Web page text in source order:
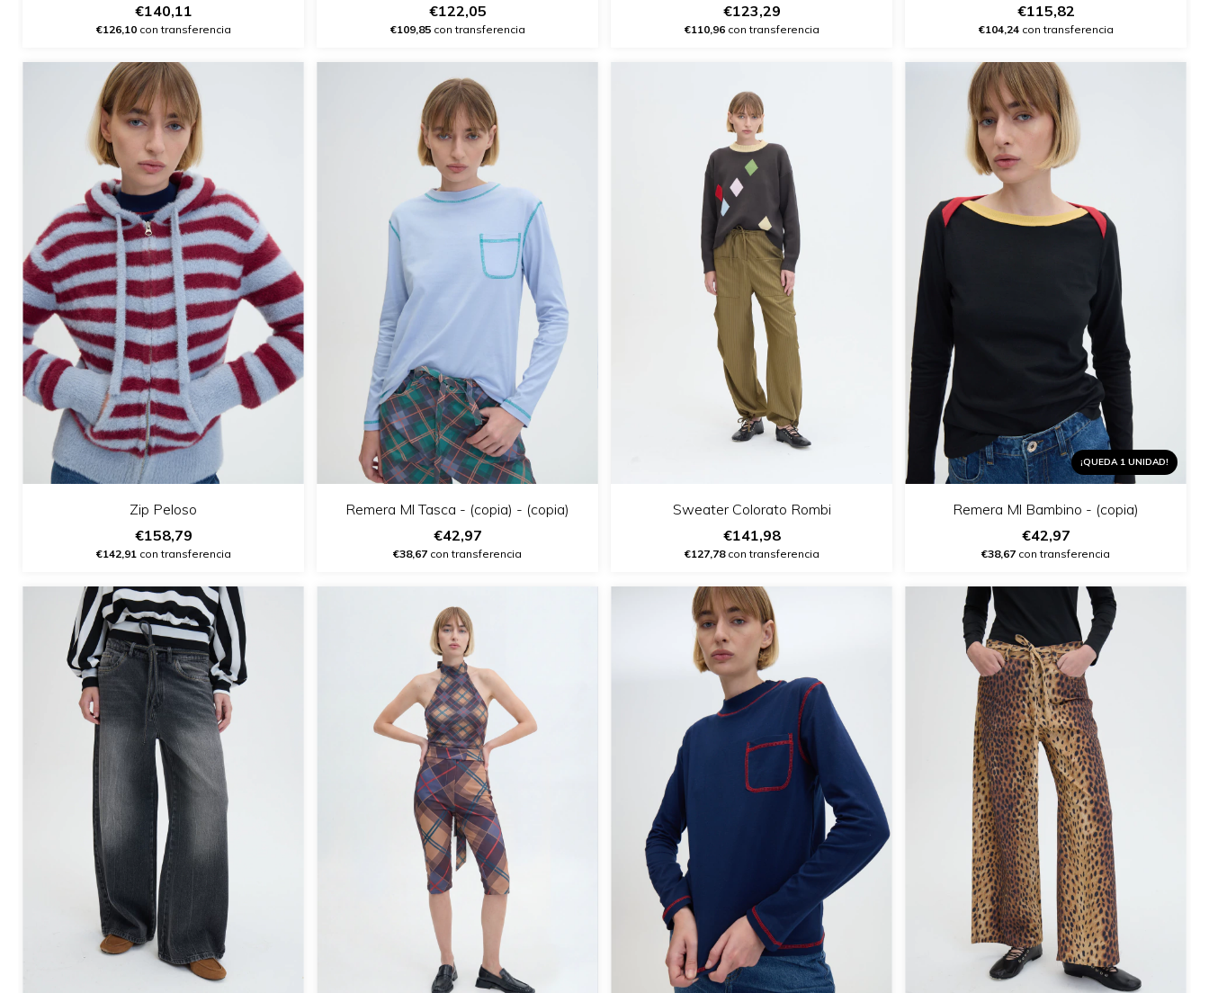
€140,11
€126,10con transferencia
€122,05
€109,85con transferencia
€123,29
€110,96con transferencia
€115,82
€104,24con transferencia
Zip Peloso
€158,79
€142,91con transferencia
Remera Ml Tasca - (copia) - (copia)
€42,97
€38,67 con transferencia
Sweater Colorato Rombi
€141,98
€127,78con transferencia
¡QUEDA 1 UNIDAD!
Remera Ml Bambino - (copia)
€42,97
€38,67 con transferencia